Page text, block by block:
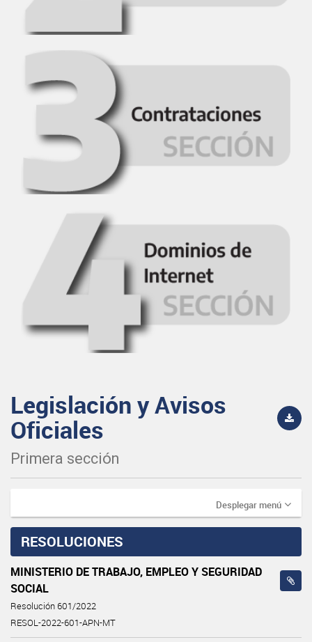
Legislación y Avisos
Oficiales
Primera sección
Desplegar menú
RESOLUCIONES
MINISTERIO DE TRABAJO, EMPLEO Y SEGURIDAD
SOCIAL
Resolución 601/2022
RESOL-2022-601-APN-MT